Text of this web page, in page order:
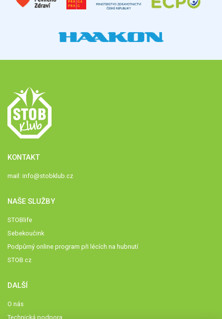
KONTAKT
mail: info@stobklub.cz
NAŠE SLUŽBY
STOBlife
Sebekoučink
Podpůrný online program při lécích na hubnutí
STOB.cz
DALŠÍ
O nás
Technická podpora